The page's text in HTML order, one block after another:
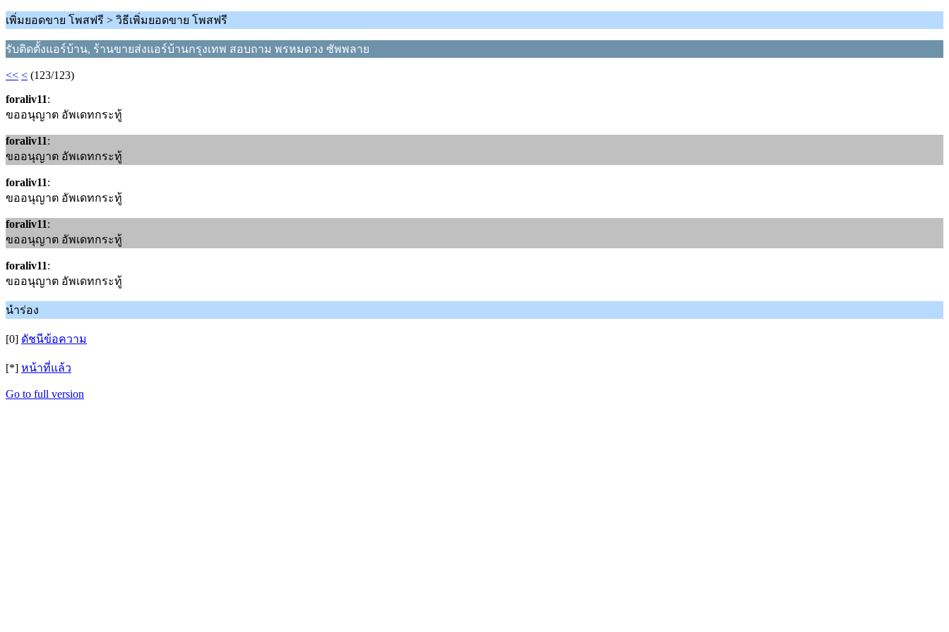
เพิ่มยอดขาย โพสฟรี > วิธีเพิ่มยอดขาย โพสฟรี
รับติดตั้งแอร์บ้าน, ร้านขายส่งแอร์บ้านกรุงเทพ สอบถาม พรหมดวง ซัพพลาย
<< < (123/123)
foraliv11:
ขออนุญาต อัพเดทกระทู้
foraliv11:
ขออนุญาต อัพเดทกระทู้
foraliv11:
ขออนุญาต อัพเดทกระทู้
foraliv11:
ขออนุญาต อัพเดทกระทู้
foraliv11:
ขออนุญาต อัพเดทกระทู้
นำร่อง
[0] ดัชนีข้อความ
[*] หน้าที่แล้ว
Go to full version